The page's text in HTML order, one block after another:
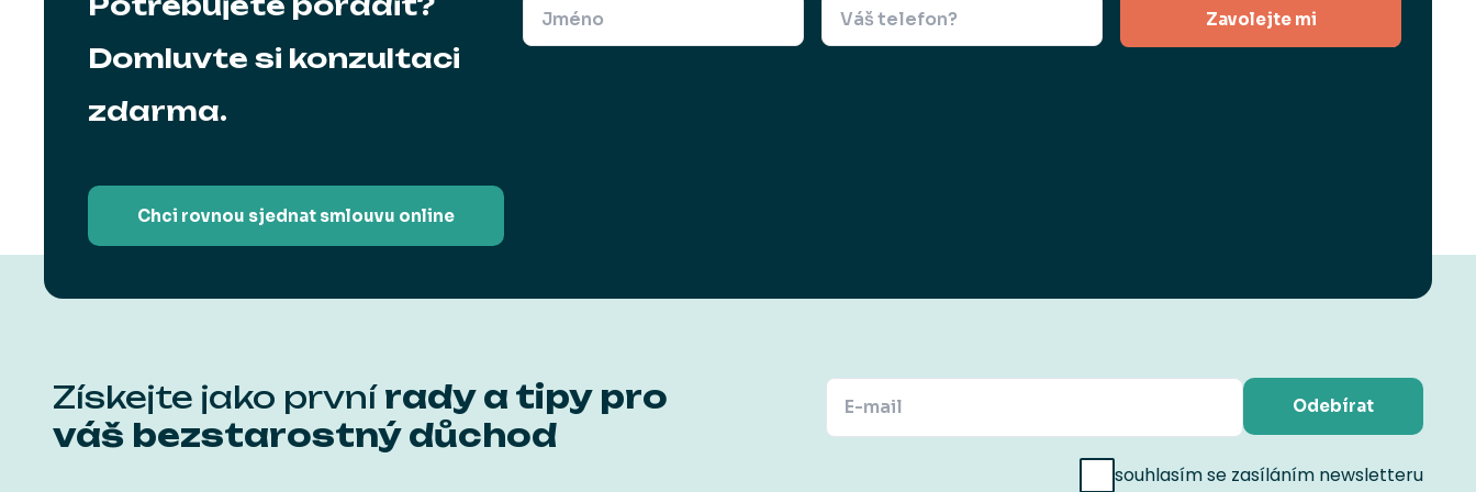
Domluvte si konzultaci
zdarma.
Zavolejte mi
Chci rovnou sjednat smlouvu online
Získejte jako první rady a tipy pro
váš bezstarostný důchod
Odebírat
souhlasím se zasíláním newsletteru